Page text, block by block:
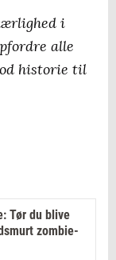
i
alle
historie til
Tør du blive
zombie-